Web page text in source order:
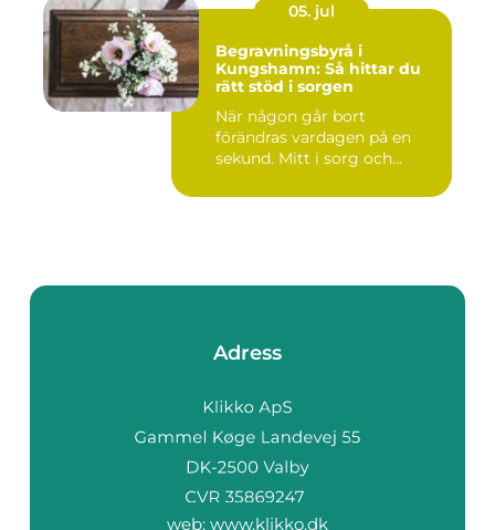
05. jul
Begravningsbyrå i
Kungshamn: Så hittar du
rätt stöd i sorgen
När någon går bort
förändras vardagen på en
sekund. Mitt i sorg och...
Adress
web: www.klikko.dk